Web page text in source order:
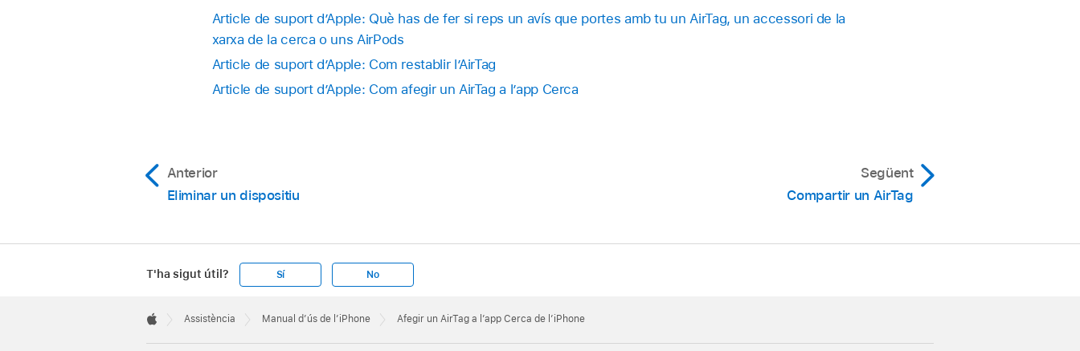
Article de suport d’Apple: Què has de fer si reps un avís que portes amb tu un AirTag, un accessori de la
xarxa de la cerca o uns AirPods
Article de suport d’Apple: Com restablir l’AirTag
Article de suport d’Apple: Com afegir un AirTag a l’app Cerca
Anterior
Eliminar un dispositiu
Següent
Compartir un AirTag
T'ha sigut útil? Sí No
Footer

Assistència Manual d’ús de l’iPhone Afegir un AirTag a l’app Cerca de l’iPhone